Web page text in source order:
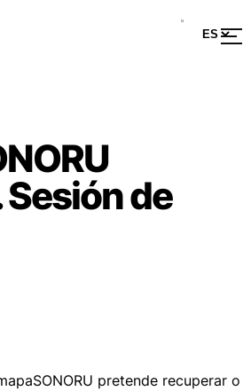
de
pretende recuperar o